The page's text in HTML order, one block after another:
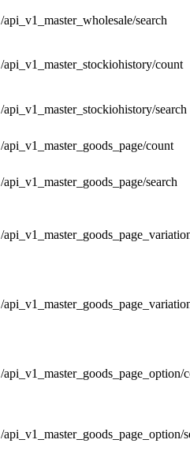
/api_v1_master_wholesale/search
/api_v1_master_stockiohistory/count
/api_v1_master_stockiohistory/search
/api_v1_master_goods_page/count
/api_v1_master_goods_page/search
/
/
/api_v1_master_goods_page_option/
/api_v1_master_goods_page_option/